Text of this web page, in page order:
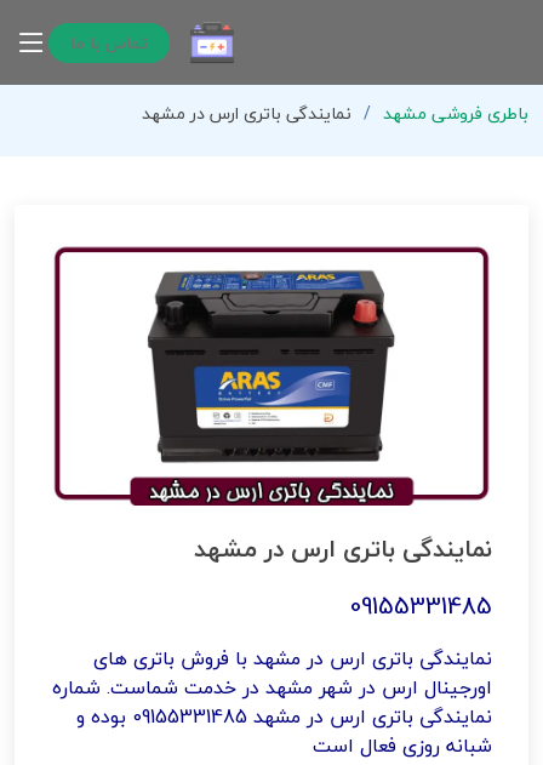
تماس با ما
باطری فروشی مشهد نمایندگی باتری ارس در مشهد
نمایندگی باتری ارس در مشهد
09155331485
نمایندگی باتری ارس در مشهد با فروش باتری های
اورجینال ارس در شهر مشهد در خدمت شماست. شماره
نمایندگی باتری ارس در مشهد 09155331485 بوده و
شبانه روزی فعال است